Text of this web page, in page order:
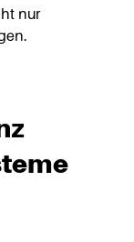
nur